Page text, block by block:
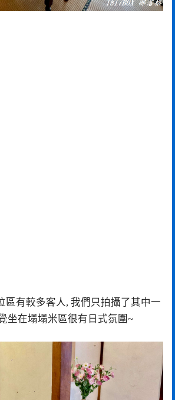
區有較多客人, 我們只拍攝了其中一
坐在塌塌米區很有日式氛圍~